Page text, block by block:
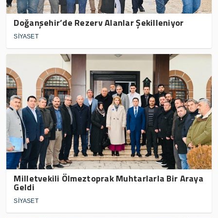
Doğanşehir’de Rezerv Alanlar Şekilleniyor
SİYASET
Milletvekili Ölmeztoprak Muhtarlarla Bir Araya
Geldi
SİYASET